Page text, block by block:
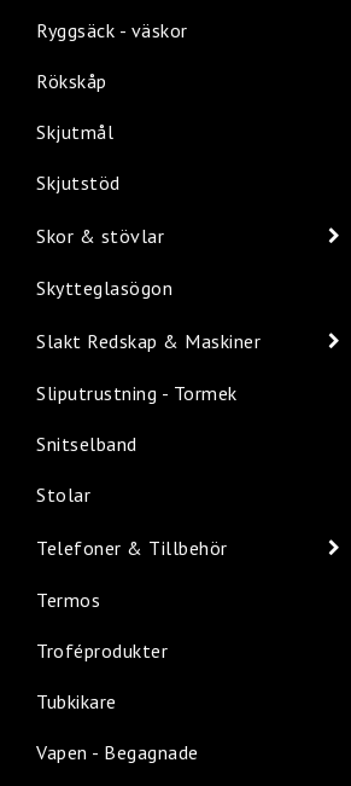
Ryggsäck - väskor
Rökskåp
Skjutmål
Skjutstöd
Skor & stövlar
Skytteglasögon
Slakt Redskap & Maskiner
Sliputrustning - Tormek
Snitselband
Stolar
Telefoner & Tillbehör
Termos
Troféprodukter
Tubkikare
Vapen - Begagnade